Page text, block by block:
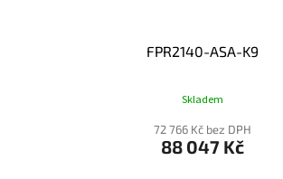
FPR2140-ASA-K9
Skladem
72 766 Kč bez DPH
88 047 Kč